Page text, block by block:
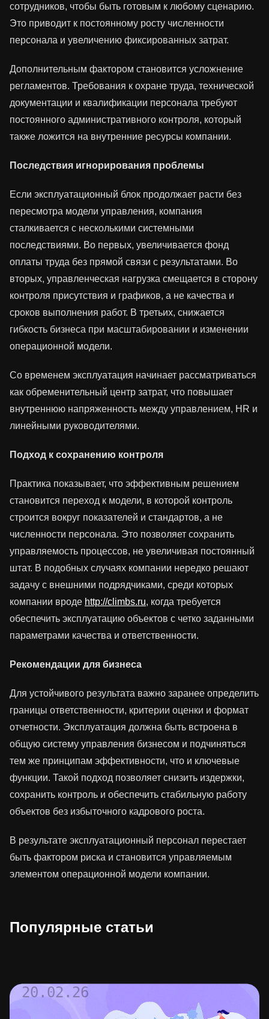
сотрудников, чтобы быть готовым к любому сценарию.
Это приводит к постоянному росту численности
персонала и увеличению фиксированных затрат.
Дополнительным фактором становится усложнение
регламентов. Требования к охране труда, технической
документации и квалификации персонала требуют
постоянного административного контроля, который
также ложится на внутренние ресурсы компании.
Последствия игнорирования проблемы
Если эксплуатационный блок продолжает расти без
пересмотра модели управления, компания
сталкивается с несколькими системными
последствиями. Во первых, увеличивается фонд
оплаты труда без прямой связи с результатами. Во
вторых, управленческая нагрузка смещается в сторону
контроля присутствия и графиков, а не качества и
сроков выполнения работ. В третьих, снижается
гибкость бизнеса при масштабировании и изменении
операционной модели.
Со временем эксплуатация начинает рассматриваться
как обременительный центр затрат, что повышает
внутреннюю напряженность между управлением, HR и
линейными руководителями.
Подход к сохранению контроля
Практика показывает, что эффективным решением
становится переход к модели, в которой контроль
строится вокруг показателей и стандартов, а не
численности персонала. Это позволяет сохранить
управляемость процессов, не увеличивая постоянный
штат. В подобных случаях компании нередко решают
задачу с внешними подрядчиками, среди которых
компании вроде http://climbs.ru, когда требуется
обеспечить эксплуатацию объектов с четко заданными
параметрами качества и ответственности.
Рекомендации для бизнеса
Для устойчивого результата важно заранее определить
границы ответственности, критерии оценки и формат
отчетности. Эксплуатация должна быть встроена в
общую систему управления бизнесом и подчиняться
тем же принципам эффективности, что и ключевые
функции. Такой подход позволяет снизить издержки,
сохранить контроль и обеспечить стабильную работу
объектов без избыточного кадрового роста.
В результате эксплуатационный персонал перестает
быть фактором риска и становится управляемым
элементом операционной модели компании.
Популярные статьи
20.02.26